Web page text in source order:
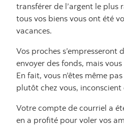
transférer de l’argent le plus
tous vos biens vous ont été
vacances.
Vos proches s’empresseront
envoyer des fonds, mais
En fait, vous n’êtes même
plutôt chez vous, inconscient
Votre compte de courriel a
en a profité pour voler vos